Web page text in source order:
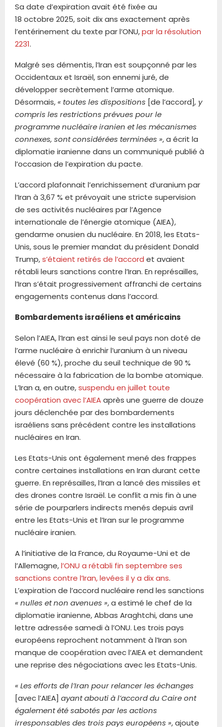
Sa date d’expiration avait été fixée au
18 octobre 2025, soit dix ans exactement après
l’entérinement du texte par l’ONU,par la résolution
2231.
Malgré ses démentis, l’Iran est soupçonné par les
Occidentaux et Israël, son ennemi juré, de
développer secrètement l’arme atomique.
Désormais,« toutes les dispositions [de l’accord], y
compris les restrictions prévues pour le
programme nucléaire iranien et les mécanismes
connexes, sont considérées terminées », a écrit la
diplomatie iranienne dans un communiqué publié à
l’occasion de l’expiration du pacte.
L’accord plafonnait l’enrichissement d’uranium par
l’Iran à 3,67 % et prévoyait une stricte supervision
de ses activités nucléaires par l’Agence
internationale de l’énergie atomique (AIEA),
gendarme onusien du nucléaire. En 2018, les Etats-
Unis, sous le premier mandat du président Donald
Trump,s’étaient retirés de l’accord et avaient
rétabli leurs sanctions contre l’Iran. En représailles,
l’Iran s’était progressivement affranchi de certains
engagements contenus dans l’accord.
Bombardements israéliens et américains
Selon l’AIEA, l’Iran est ainsi le seul pays non doté de
l’arme nucléaire à enrichir l’uranium à un niveau
élevé (60 %), proche du seuil technique de 90 %
nécessaire à la fabrication de la bombe atomique.
L’Iran a, en outre,suspendu en juillet toute
coopération avec l’AIEAaprès une guerre de douze
jours déclenchée par des bombardements
israéliens sans précédent contre les installations
nucléaires en Iran.
Les Etats-Unis ont également mené des frappes
contre certaines installations en Iran durant cette
guerre. En représailles, l’Iran a lancé des missiles et
des drones contre Israël. Le conflit a mis fin à une
série de pourparlers indirects menés depuis avril
entre les Etats-Unis et l’Iran sur le programme
nucléaire iranien.
A l’initiative de la France, du Royaume-Uni et de
l’Allemagne,l’ONU a rétabli fin septembre ses
sanctions contre l’Iran, levées il y a dix ans.
L’expiration de l’accord nucléaire rend les sanctions
« nulles et non avenues », a estimé le chef de la
diplomatie iranienne, Abbas Araghtchi, dans une
lettre adressée samedi à l’ONU. Les trois pays
européens reprochent notamment à l’Iran son
manque de coopération avec l’AIEA et demandent
une reprise des négociations avec les Etats-Unis.
« Les efforts de l’Iran pour relancer les échanges
[avec l’AIEA] ayant abouti à l’accord du Caire ont
également été sabotés par les actions
irresponsables des trois pays européens », ajoute